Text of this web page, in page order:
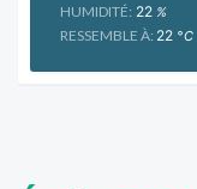
HUMIDITÉ: 22 %
RESSEMBLE À: 22 °C